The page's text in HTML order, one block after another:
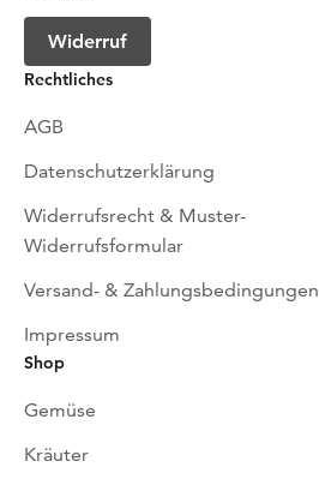
Widerruf
Rechtliches
AGB
Datenschutzerklärung
Widerrufsrecht & Muster-
Widerrufsformular
Versand- & Zahlungsbedingungen
Impressum
Shop
Gemüse
Kräuter